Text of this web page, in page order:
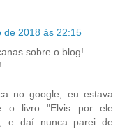
de 2018 às 22:15
sobre o blog!
no google, eu estava
o livro "Elvis por ele
e daí nunca parei de